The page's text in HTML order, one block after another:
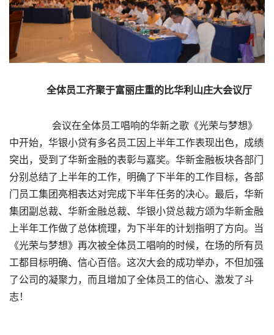
全体员工齐聚于富丽庄重的比华利山庄大会议厅
会议在全体员工唱响的华新之歌《光荣与梦想》
中开始，华银小贷有多名员工因上半年工作表现出色，成绩
突出，受到了华新金融的表彰与嘉奖。华新金融板块各部门
分别总结了上半年的工作，明确了下半年的工作目标，各部
门员工集团亮相表达对完成下半年任务的决心。最后，华新
集团副总裁、华新金融总裁、华银小贷总裁方颂为华新金融
上半年工作做了总体梳理，为下半年的计划指明了方向。当
《光荣与梦想》再次被全体员工唱响的时候，在场的所有员
工都目标明确、信心百倍。这次大会的成功举办，不但加强
了公司的凝聚力，而且增加了全体员工的信心、激发了斗
志！